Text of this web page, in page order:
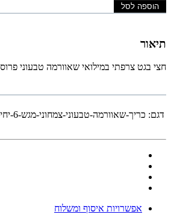
הוספה לסל
תיאור
חצי בגט צרפתי במילואי שאוורמה טבעוני
דגם: כריך-שאוורמה-טבעוני-צמחוני-מגש-6-יחידות-חצי-בגט
אפשרויות איסוף ומשלוח